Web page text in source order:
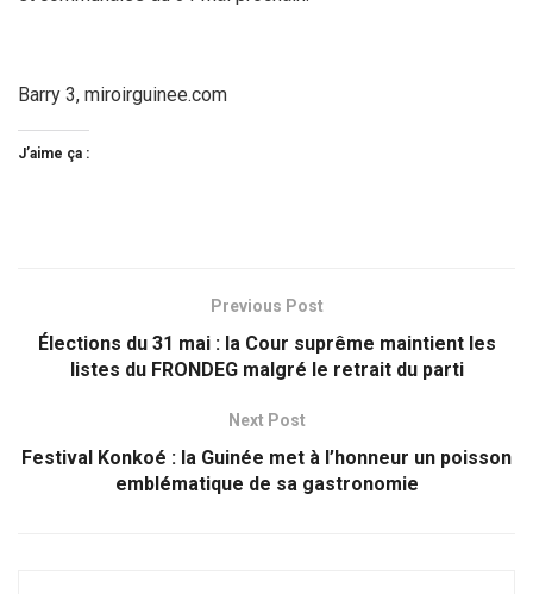
Barry 3, miroirguinee.com
J’aime ça :
Previous Post
Élections du 31 mai : la Cour suprême maintient les
listes du FRONDEG malgré le retrait du parti
Next Post
Festival Konkoé : la Guinée met à l’honneur un poisson
emblématique de sa gastronomie